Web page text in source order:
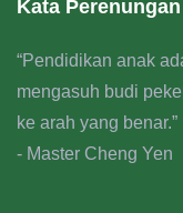
Kata Perenungan
“Pendidikan anak
mengasuh budi
ke arah yang benar.”
- Master Cheng Yen